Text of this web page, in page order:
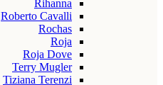
Rihanna
Roberto Cavalli
Rochas
Roja
Roja Dove
Terry Mugler
Tiziana Terenzi